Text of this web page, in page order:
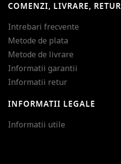
COMENZI, LIVRARE, RETUR
Intrebari frecvente
Metode de plata
Metode de livrare
Informatii garantii
Informatii retur
INFORMATII LEGALE
Informatii utile